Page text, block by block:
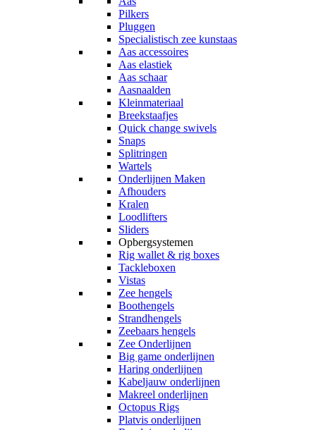
Pilkers
Pluggen
Specialistisch zee kunstaas
Aas accessoires
Aas elastiek
Aas schaar
Aasnaalden
Kleinmateriaal
Breekstaafjes
Quick change swivels
Snaps
Splitringen
Wartels
Onderlijnen Maken
Afhouders
Kralen
Loodlifters
Sliders
Opbergsystemen
Rig wallet & rig boxes
Tackleboxen
Vistas
Zee hengels
Boothengels
Strandhengels
Zeebaars hengels
Zee Onderlijnen
Big game onderlijnen
Haring onderlijnen
Kabeljauw onderlijnen
Makreel onderlijnen
Octopus Rigs
Platvis onderlijnen